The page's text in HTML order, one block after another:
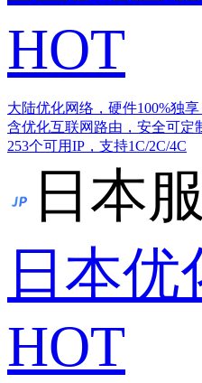
HOT
大陆优化网络，硬件100%独享
含优化互联网路由，安全可定
253个可用IP，支持1C/2C/4C
日本
日本
HOT